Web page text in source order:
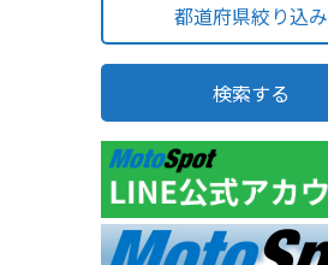
都道府県絞り込み
検索する